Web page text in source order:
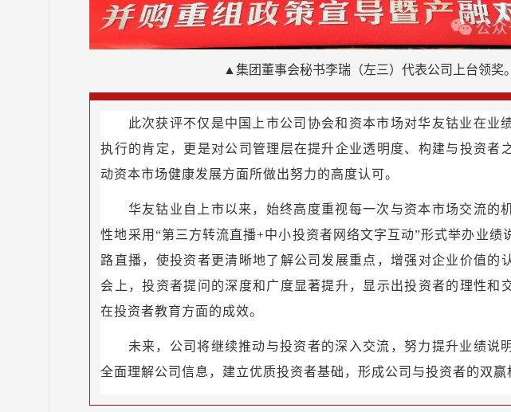
▲集团董事会秘书李瑞（左三）代表公司上台领奖。
此次获评不仅是中国上市公司协会和资本市场对华友钴业在业
执行的肯定，更是对公司管理层在提升企业透明度、构建与投资者
动资本市场健康发展方面所做出努力的高度认可。
华友钴业自上市以来，始终高度重视每一次与资本市场交流的
性地采用“第三方转流直播+中小投资者网络文字互动”形式举办业绩
路直播，使投资者更清晰地了解公司发展重点，增强对企业价值的
会上，投资者提问的深度和广度显著提升，显示出投资者的理性和
在投资者教育方面的成效。
未来，公司将继续推动与投资者的深入交流，努力提升业绩说
全面理解公司信息，建立优质投资者基础，形成公司与投资者的双赢